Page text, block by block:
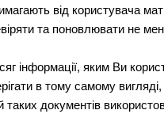
від користувача
та поновлювати не
інформації, яким Ви
в тому самому
таких документів